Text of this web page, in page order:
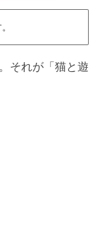
それが「猫と遊